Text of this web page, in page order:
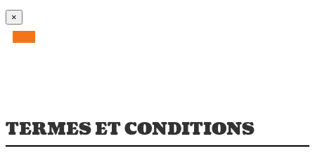
×
TERMES ET CONDITIONS